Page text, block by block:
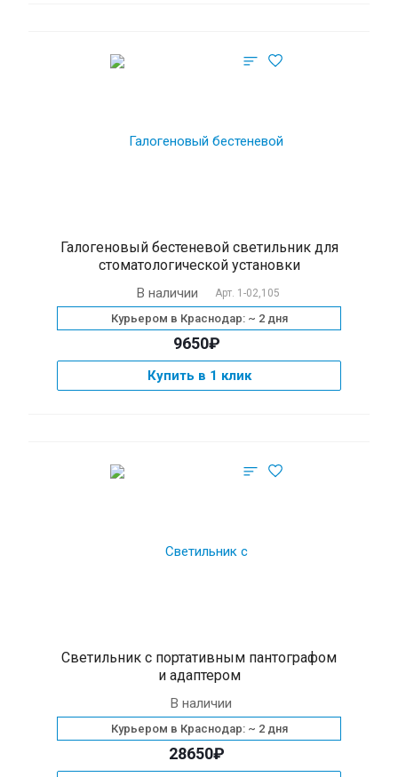
Галогеновый бестеневой светильник для
стоматологической установки
В наличии Арт. 1-02,105
Курьером в Краснодар: ~ 2 дня
9650₽
Купить в 1 клик
Светильник с портативным пантографом
и адаптером
В наличии
Курьером в Краснодар: ~ 2 дня
28650₽